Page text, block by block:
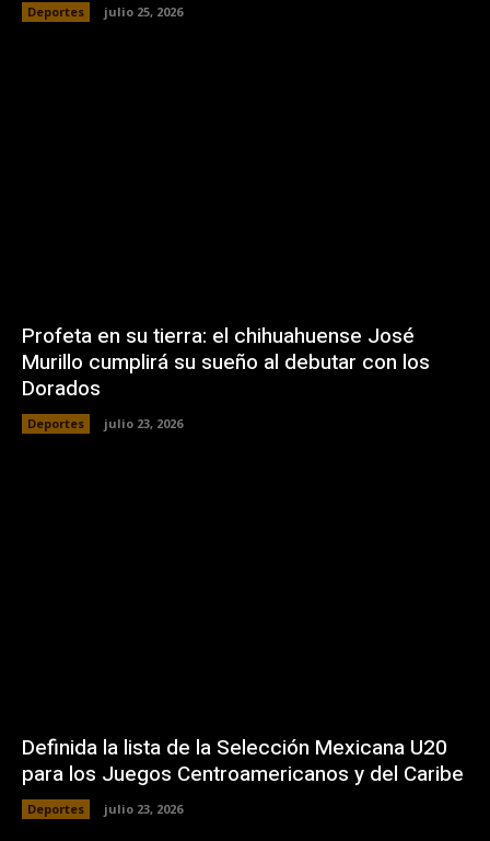
Deportes julio 25, 2026
Profeta en su tierra: el chihuahuense José
Murillo cumplirá su sueño al debutar con los
Dorados
Deportes julio 23, 2026
Definida la lista de la Selección Mexicana U20
para los Juegos Centroamericanos y del Caribe
Deportes julio 23, 2026